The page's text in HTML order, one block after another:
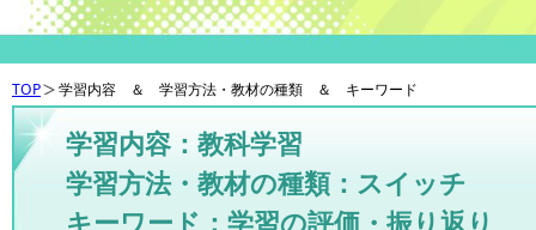
TOP 学習内容 ＆ 学習方法・教材の種類 ＆ キーワード
学習内容：教科学習
学習方法・教材の種類：スイッチ
キーワード：学習の評価・振り返り